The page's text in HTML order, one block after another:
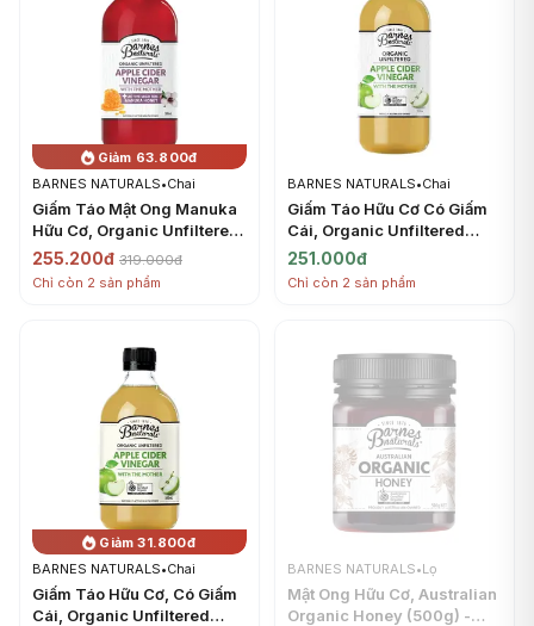
Giảm 63.800đ
BARNES NATURALS•Chai
Giấm Táo Mật Ong Manuka
Hữu Cơ, Organic Unfiltered
Apple Cider Vinegar, with
the Mother & Manuka Honey
MGO 83+ (500ml) -
255.200đ 319.000đ
Chỉ còn 2 sản phẩm
BARNES NATURALS•Chai
Giấm Táo Hữu Cơ Có Giấm
Cái, Organic Unfiltered
Apple Cider Vinegar, with
The Mother (1L) - BARNES
251.000đ
Chỉ còn 2 sản phẩm
Giảm 31.800đ
BARNES NATURALS•Chai
Giấm Táo Hữu Cơ, Có Giấm
Cái, Organic Unfiltered
BARNES NATURALS•Lọ
Mật Ong Hữu Cơ, Australian
Organic Honey (500g) -